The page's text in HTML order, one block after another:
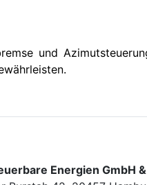
und
Energien GmbH &